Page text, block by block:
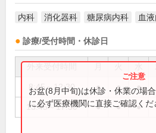
内科 消化器科 糖尿病内科 血
診療/受付時間・休診日
8:45～12:30 ● ● ●
13:45～17:30 ● ● ●
お盆(8月中旬)は休診・休業の場
に必ず医療機関に直接ご確認くだ